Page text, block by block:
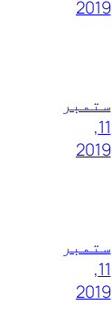
2019
ستمبر
11,
2019
ستمبر
11,
2019